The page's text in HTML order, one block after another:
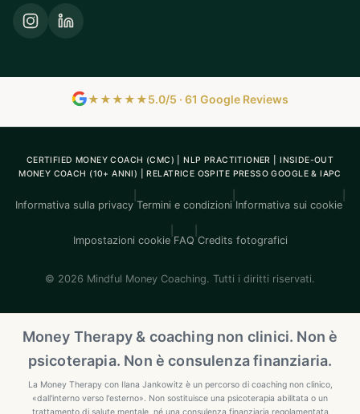
★★★★★5.0/5 · 61 Google Reviews
CERTIFIED MONEY COACH (CMC) | NLP PRACTITIONER | INSIDE-OUT
MONEY COACH (10+ ANNI) | RELATRICE OSPITE PRESSO GOOGLE & IAPC
Informativa sulla privacy Termini e condizioni Informativa sui cookie
Impostazioni cookie FAQ Credits fotografici
© 2026 Mindful Money Coaching. Tutti i diritti riservati.
Money Therapy & coaching non clinici. Non è
psicoterapia. Non è consulenza finanziaria.
La Money Therapy con Ilana Jankowitz è un percorso di coaching non clinico,
«dall'interno verso l'esterno». Non sostituisce una psicoterapia abilitata o un